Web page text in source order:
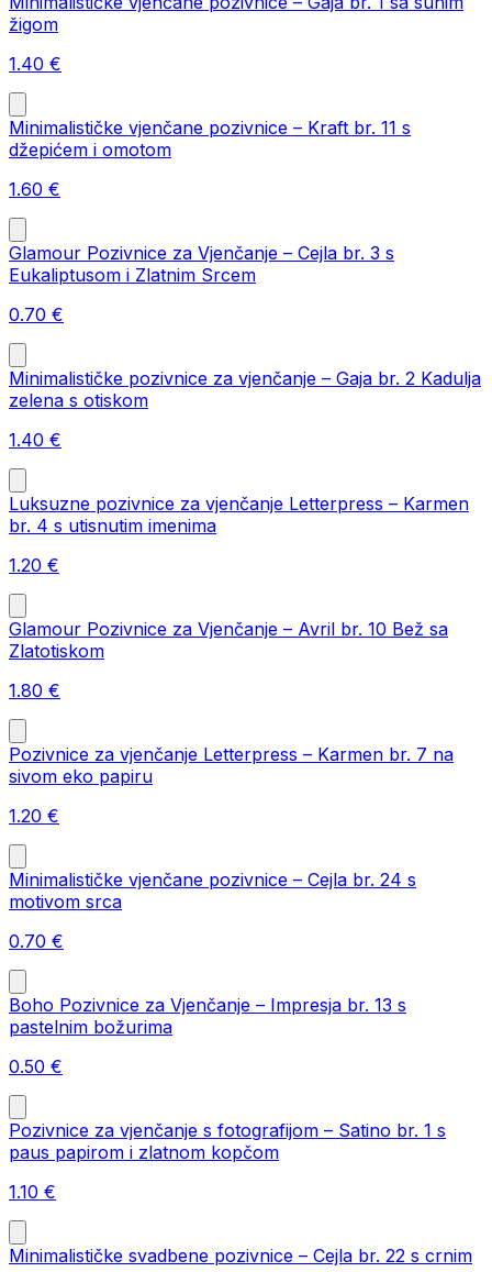
žigom
1.40 €
Minimalističke vjenčane pozivnice – Kraft br. 11 s
džepićem i omotom
1.60 €
Glamour Pozivnice za Vjenčanje – Cejla br. 3 s
Eukaliptusom i Zlatnim Srcem
0.70 €
Minimalističke pozivnice za vjenčanje – Gaja br. 2 Kadulja
zelena s otiskom
1.40 €
Luksuzne pozivnice za vjenčanje Letterpress – Karmen
br. 4 s utisnutim imenima
1.20 €
Glamour Pozivnice za Vjenčanje – Avril br. 10 Bež sa
Zlatotiskom
1.80 €
Pozivnice za vjenčanje Letterpress – Karmen br. 7 na
sivom eko papiru
1.20 €
Minimalističke vjenčane pozivnice – Cejla br. 24 s
motivom srca
0.70 €
Boho Pozivnice za Vjenčanje – Impresja br. 13 s
pastelnim božurima
0.50 €
Pozivnice za vjenčanje s fotografijom – Satino br. 1 s
paus papirom i zlatnom kopčom
1.10 €
Minimalističke svadbene pozivnice – Cejla br. 22 s crnim